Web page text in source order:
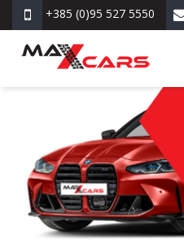
+385 (0)95 527 5550